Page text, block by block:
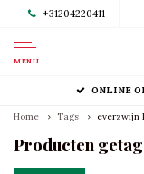
+31204220411
MENU
ONLINE
Home Tags everzwijn
Producten